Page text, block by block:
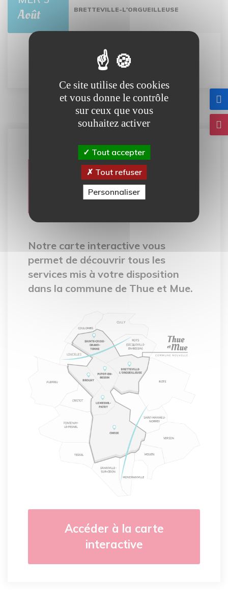
Août BRETTEVILLE-L'ORGUEILLEUSE
Tout l'agenda
Carte
interactive
Notre carte interactive vous
permet de découvrir tous les
services mis à votre disposition
dans la commune de Thue et Mue.
Accéder à la carte
interactive
Ce site utilise des cookies
et vous donne le contrôle
sur ceux que vous
souhaitez activer
Tout accepter
Tout refuser
Personnaliser